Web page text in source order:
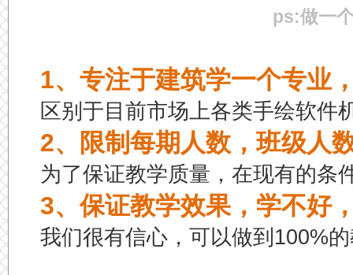
ps:做一
1、专注于建筑学一个专业
区别于目前市场上各类手绘软件
2、限制每期人数，班级人
为了保证教学质量，在现有的条
3、保证教学效果，学不好
我们很有信心，可以做到100%